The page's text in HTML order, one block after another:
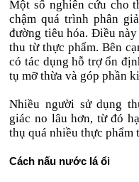
Một số nghiên cứu cho
chậm quá trình phân
đường tiêu hóa. Điều
thu từ thực phẩm. Bên
có tác dụng hỗ trợ ổn
tụ mỡ thừa và góp phần
Nhiều người sử dụng
giác no lâu hơn, từ đó
thụ quá nhiều thực phẩm
Cách nấu nước lá ổi